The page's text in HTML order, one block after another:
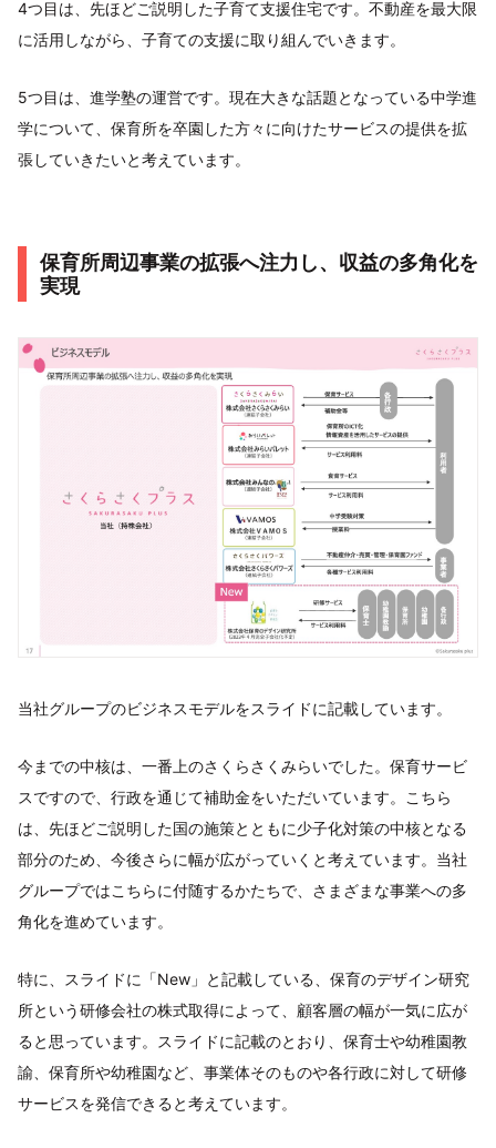
4つ目は、先ほどご説明した子育て支援住宅です。不動産を最大限
に活用しながら、子育ての支援に取り組んでいきます。
5つ目は、進学塾の運営です。現在大きな話題となっている中学進
学について、保育所を卒園した方々に向けたサービスの提供を拡
張していきたいと考えています。
保育所周辺事業の拡張へ注力し、収益の多角化を
実現
当社グループのビジネスモデルをスライドに記載しています。
今までの中核は、一番上のさくらさくみらいでした。保育サービ
スですので、行政を通じて補助金をいただいています。こちら
は、先ほどご説明した国の施策とともに少子化対策の中核となる
部分のため、今後さらに幅が広がっていくと考えています。当社
グループではこちらに付随するかたちで、さまざまな事業への多
角化を進めています。
特に、スライドに「New」と記載している、保育のデザイン研究
所という研修会社の株式取得によって、顧客層の幅が一気に広が
ると思っています。スライドに記載のとおり、保育士や幼稚園教
諭、保育所や幼稚園など、事業体そのものや各行政に対して研修
サービスを発信できると考えています。